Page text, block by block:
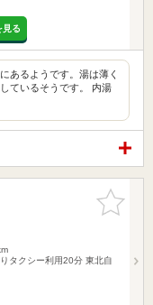
見る
あるようです。湯は薄く
ているそうです。 内湯
お気に入
りに追加
タクシー利用20分 東北自